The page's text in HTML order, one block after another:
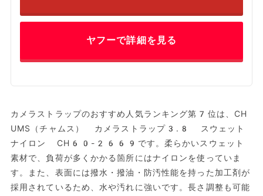
ヤフーで詳細を見る
カメラストラップのおすすめ人気ランキング第7位は、CH
UMS（チャムス） カメラストラップ3.8 スウェット
ナイロン CH60-2669です。柔らかいスウェット
素材で、負荷が多くかかる箇所にはナイロンを使っていま
す。また、表面には撥水・撥油・防汚性能を持った加工剤が
採用されているため、水や汚れに強いです。長さ調整も可能